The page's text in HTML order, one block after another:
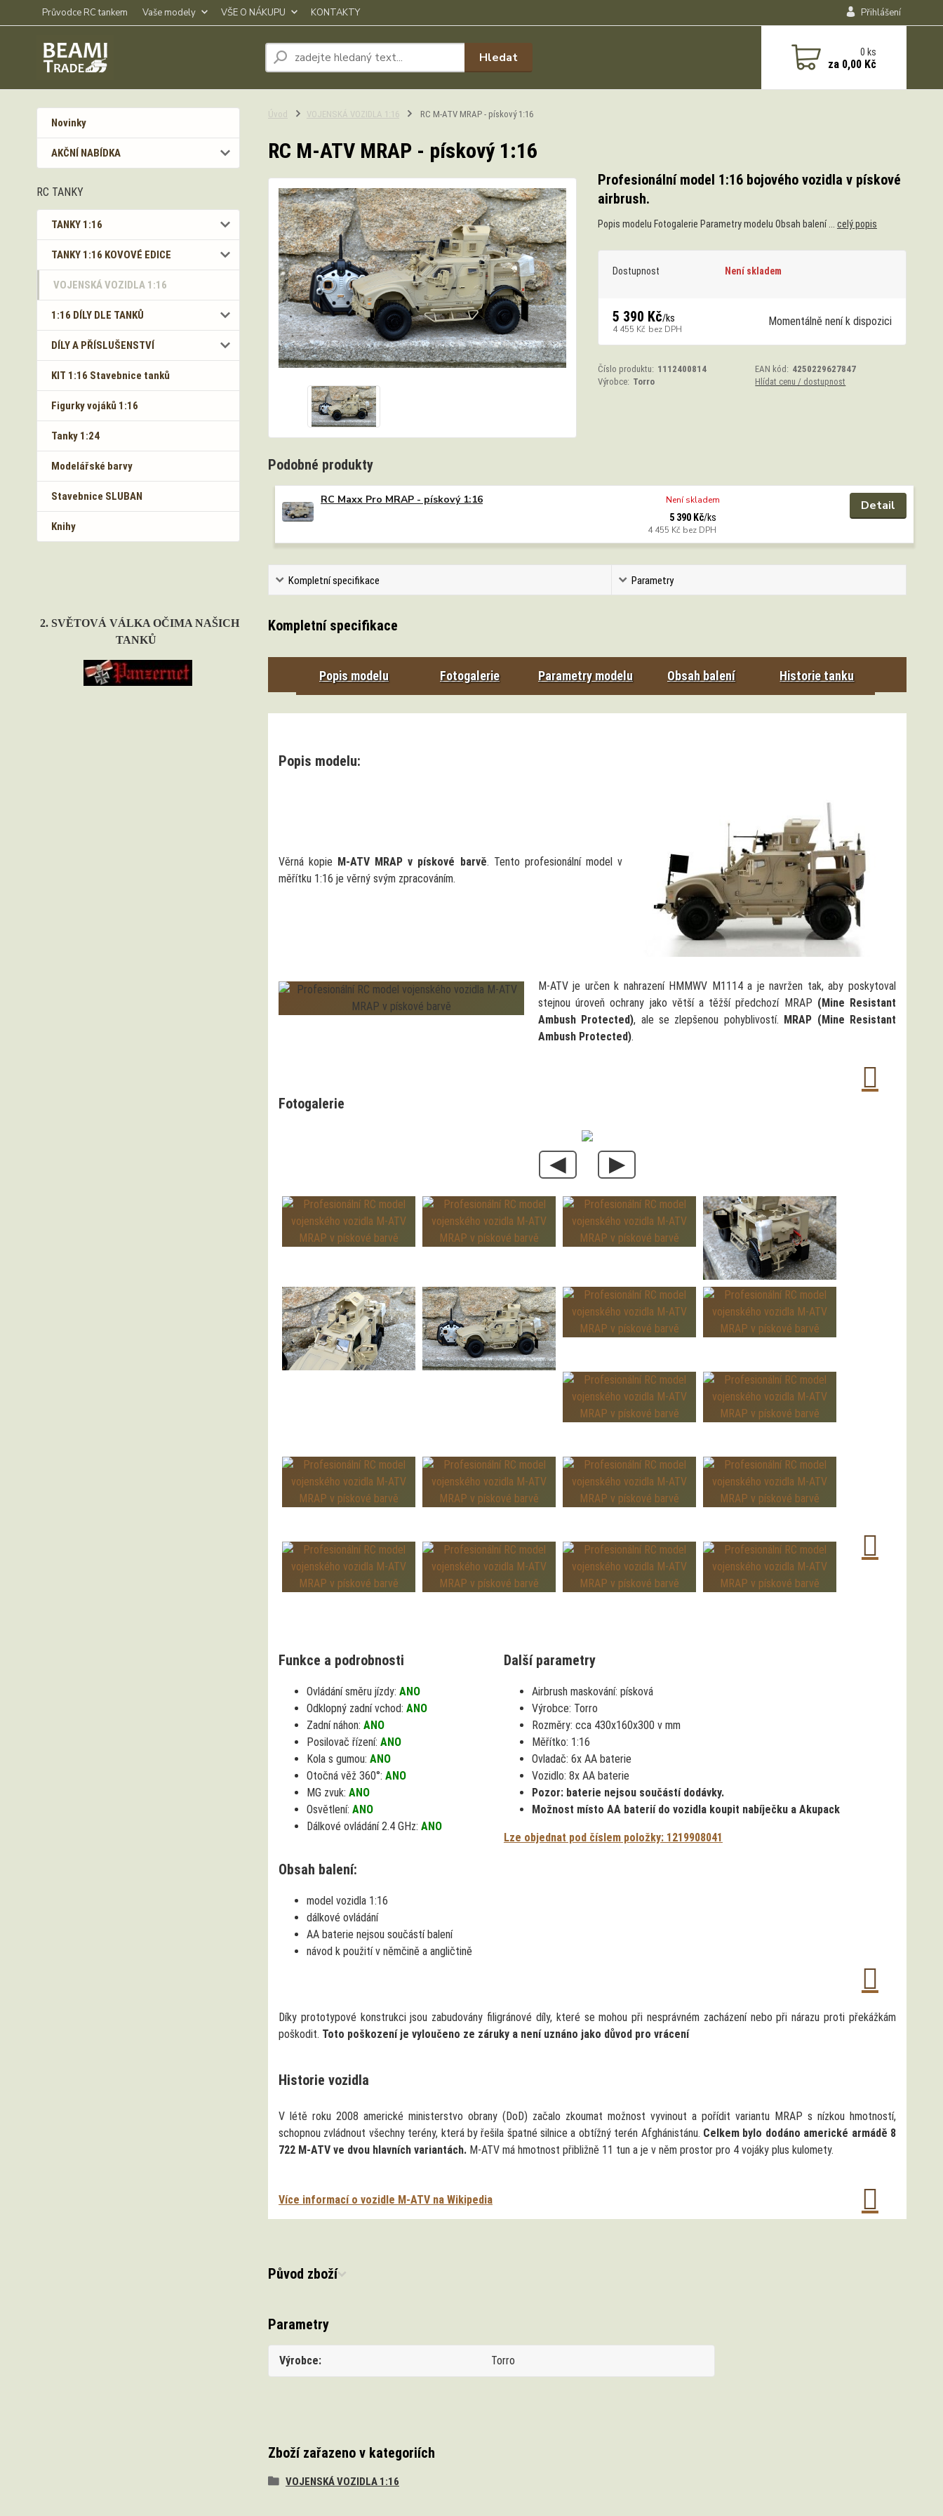
Průvodce RC tankem Vaše modely VŠE O NÁKUPU KONTAKTY Přihlášení
Hledat 0ks
za 0,00 Kč
Novinky
AKČNÍ NABÍDKA
RC TANKY
TANKY 1:16
TANKY 1:16 KOVOVÉ EDICE
VOJENSKÁ VOZIDLA 1:16
1:16 DÍLY DLE TANKŮ
DÍLY A PŘÍSLUŠENSTVÍ
KIT 1:16 Stavebnice tanků
Figurky vojáků 1:16
Tanky 1:24
Modelářské barvy
Stavebnice SLUBAN
Knihy
2. SVĚTOVÁ VÁLKA OČIMA NAŠICH
TANKŮ
Úvod VOJENSKÁ VOZIDLA 1:16 RC M-ATV MRAP - pískový 1:16
RC M-ATV MRAP - pískový 1:16
Profesionální model 1:16 bojového vozidla v pískové
airbrush.
Popis modelu Fotogalerie Parametry modelu Obsah balení ... celý popis
Dostupnost Není skladem
5 390 Kč/ks
4 455 Kč bez DPH
Momentálně není k dispozici
Číslo produktu: 1112400814 EAN kód: 4250229627847
Výrobce: Torro Hlídat cenu / dostupnost
Podobné produkty
RC Maxx Pro MRAP - pískový 1:16
5 390 Kč/ks
4 455 Kč bez DPH
Není skladem Detail
Kompletní specifikace Parametry
Kompletní specifikace
Popis modelu Fotogalerie Parametry modelu Obsah balení Historie tanku
Popis modelu:
Věrná kopie M-ATV MRAP v pískové barvě. Tento profesionální model v
měřítku 1:16 je věrný svým zpracováním.
M-ATV je určen k nahrazení HMMWV M1114 a je navržen tak, aby poskytoval
stejnou úroveň ochrany jako větší a těžší předchozí MRAP (Mine Resistant
Ambush Protected), ale se zlepšenou pohyblivostí. MRAP (Mine Resistant
Ambush Protected).
Fotogalerie
◀ ▶
Funkce a podrobnosti
Ovládání směru jízdy: ANO
Odklopný zadní vchod: ANO
Zadní náhon: ANO
Posilovač řízení: ANO
Kola s gumou: ANO
Otočná věž 360°: ANO
MG zvuk: ANO
Osvětlení: ANO
Dálkové ovládání 2.4 GHz: ANO
Další parametry
Airbrush maskování: písková
Výrobce: Torro
Rozměry: cca 430x160x300 v mm
Měřítko: 1:16
Ovladač: 6x AA baterie
Vozidlo: 8x AA baterie
Pozor: baterie nejsou součástí dodávky.
Možnost místo AA baterií do vozidla koupit nabíječku a Akupack
Lze objednat pod číslem položky: 1219908041
Obsah balení:
model vozidla 1:16
dálkové ovládání
AA baterie nejsou součástí balení
návod k použití v němčině a angličtině
Díky prototypové konstrukci jsou zabudovány filigránové díly, které se mohou při nesprávném zacházení nebo při nárazu proti překážkám
poškodit. Toto poškození je vyloučeno ze záruky a není uznáno jako důvod pro vrácení
Historie vozidla
V létě roku 2008 americké ministerstvo obrany (DoD) začalo zkoumat možnost vyvinout a pořídit variantu MRAP s nízkou hmotností,
schopnou zvládnout všechny terény, která by řešila špatné silnice a obtížný terén Afghánistánu. Celkem bylo dodáno americké armádě 8
722 M-ATV ve dvou hlavních variantách.M-ATV má hmotnost přibližně 11 tun a je v něm prostor pro 4 vojáky plus kulomety.
Více informací o vozidle M-ATV na Wikipedia
Původ zboží
Parametry
Výrobce Torro
Zboží zařazeno v kategoriích
VOJENSKÁ VOZIDLA 1:16